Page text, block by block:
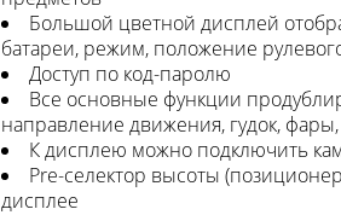
Большой цветной дисплей
батареи, режим, положение
Доступ по код-паролю
Все основные функции
направление движения, гудок, фары,
К дисплею можно подключить
Pre-селектор высоты
дисплее